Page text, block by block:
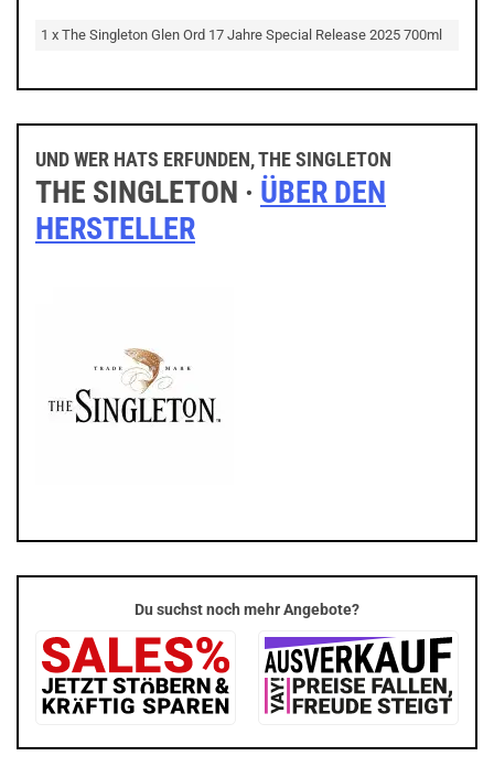
1 x The Singleton Glen Ord 17 Jahre Special Release 2025 700ml
UND WER HATS ERFUNDEN, THE SINGLETON
THE SINGLETON · ÜBER DEN
HERSTELLER
Du suchst noch mehr Angebote?